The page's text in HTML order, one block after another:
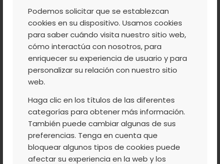
Podemos solicitar que se establezcan
cookies en su dispositivo. Usamos cookies
para saber cuándo visita nuestro sitio web,
cómo interactúa con nosotros, para
enriquecer su experiencia de usuario y para
personalizar su relación con nuestro sitio
web.
Haga clic en los títulos de las diferentes
categorías para obtener más información.
También puede cambiar algunas de sus
preferencias. Tenga en cuenta que
bloquear algunos tipos de cookies puede
afectar su experiencia en la web y los
5.00
CIRUELA CLAUDIA REINA MAGNA